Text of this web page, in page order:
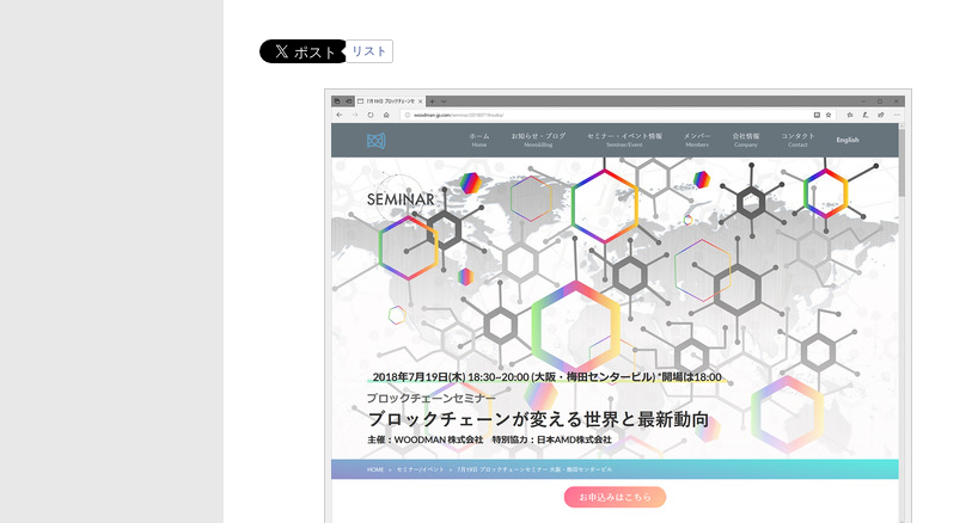
リスト